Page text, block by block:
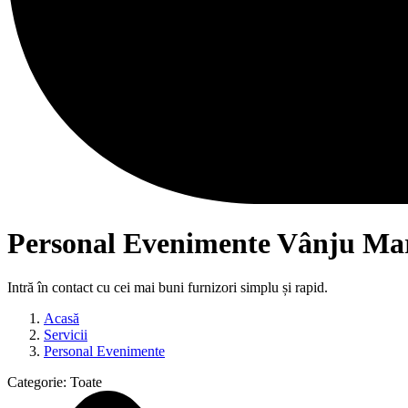
Personal Evenimente Vânju
Intră în contact cu cei mai buni furnizori simplu și rapid.
Acasă
Servicii
Personal Evenimente
Categorie: Toate